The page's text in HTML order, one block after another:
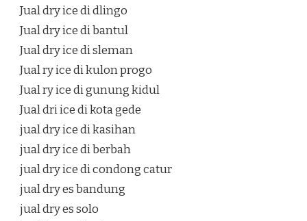
Jual dry ice di dlingo
Jual dry ice di bantul
Jual dry ice di sleman
Jual ry ice di kulon progo
Jual ry ice di gunung kidul
Jual dri ice di kota gede
jual dry ice di kasihan
jual dry ice di berbah
jual dry ice di condong catur
jual dry es bandung
jual dry es solo